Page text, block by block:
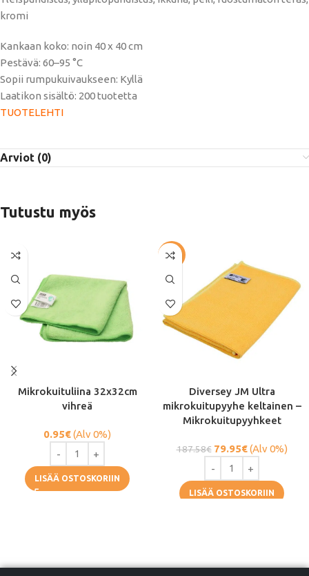
kromi
Kankaan koko: noin 40 x 40 cm
Pestävä: 60–95 °C
Sopii rumpukuivaukseen: Kyllä
Laatikon sisältö: 200 tuotetta
TUOTELEHTI
Arviot (0)
Tutustu myös
Mikrokuituliina 32x32cm
vihreä
0.95€(Alv 0%)
LISÄÄ OSTOSKORIIN
-57%
Diversey JM Ultra
mikrokuitupyyhe keltainen –
Mikrokuitupyyhkeet
187.58€ 79.95€(Alv 0%)
LISÄÄ OSTOSKORIIN